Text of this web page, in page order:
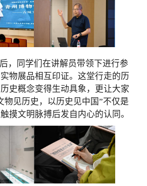
，同学们在讲解员带领下进行参
物展品相互印证。这堂行走的历
史概念变得生动具象，更让大家
物见历史，以历史见中国”不仅是
摸文明脉搏后发自内心的认同。